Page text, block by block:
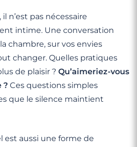
, il n’est pas nécessaire
intime. Une conversation
chambre, sur vos envies
changer. Quelles pratiques
de plaisir ? Qu’aimeriez-vous
? Ces questions simples
que le silence maintient
est aussi une forme de